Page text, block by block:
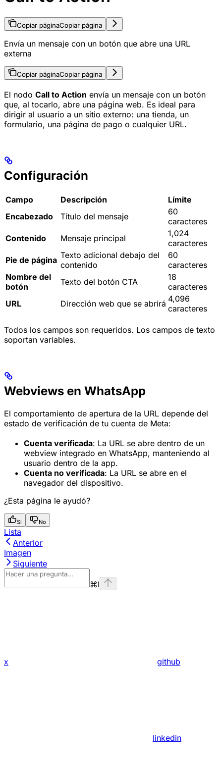
Copiar páginaCopiar página
Envía un mensaje con un botón que abre una URL
externa
Copiar páginaCopiar página
El nodo Call to Action envía un mensaje con un botón
que, al tocarlo, abre una página web. Es ideal para
dirigir al usuario a un sitio externo: una tienda, un
formulario, una página de pago o cualquier URL.
Configuración
Campo Descripción
Límite
Encabezado
Título del mensaje
60
caracteres
Contenido
Mensaje principal
1,024
caracteres
Pie de página Texto adicional debajo del
contenido
60
caracteres
Nombre del
botón
Texto del botón CTA
18
caracteres
URL
Dirección web que se abrirá 4,096
caracteres
Todos los campos son requeridos. Los campos de texto
soportan variables.
Webviews en WhatsApp
El comportamiento de apertura de la URL depende del
estado de verificación de tu cuenta de Meta:
Cuenta verificada: La URL se abre dentro de un
webview integrado en WhatsApp, manteniendo al
usuario dentro de la app.
Cuenta no verificada: La URL se abre en el
navegador del dispositivo.
¿Esta página le ayudó?
Si No
Lista
Anterior
Imagen
Siguiente
⌘I
x github
linkedin